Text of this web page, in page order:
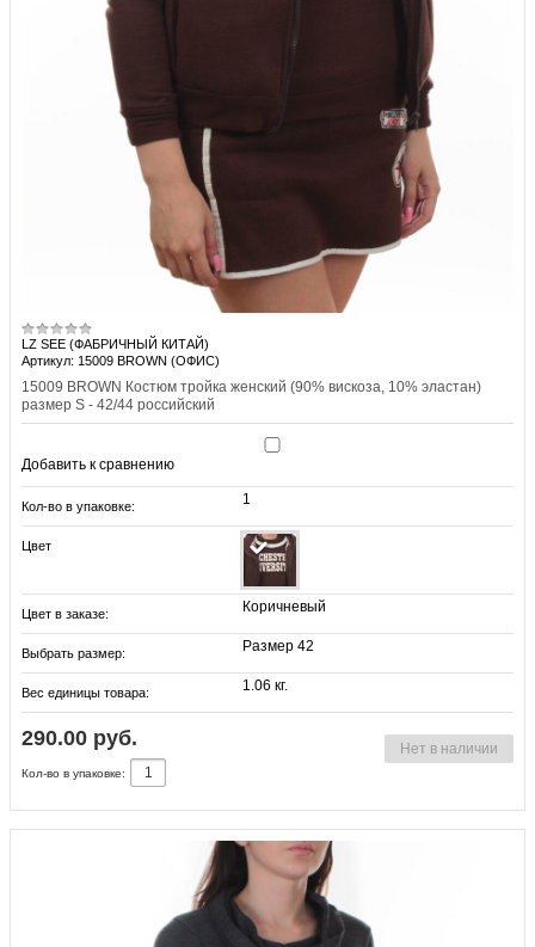
LZ SEE (ФАБРИЧНЫЙ КИТАЙ)
Артикул: 15009 BROWN (ОФИС)
15009 BROWN Костюм тройка женский (90% вискоза, 10% эластан)
размер S - 42/44 российский
Добавить к сравнению
Кол-во в упаковке: 1
Цвет
Цвет в заказе: Коричневый
Выбрать размер: Размер 42
Вес единицы товара: 1.06 кг.
290.00 руб. Нет в наличии
Кол-во в упаковке: